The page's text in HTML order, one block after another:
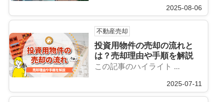
2025-08-06
不動産売却
投資用物件の売却の流れと
は？売却理由や手順を解説
この記事のハイライト ...
2025-07-11